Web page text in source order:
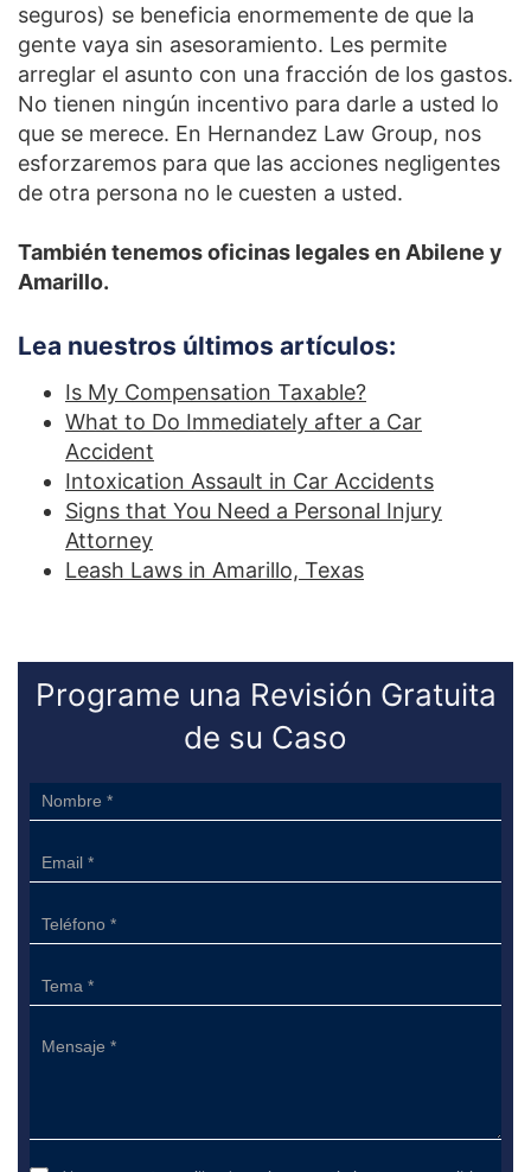
seguros) se beneficia enormemente de que la
gente vaya sin asesoramiento. Les permite
arreglar el asunto con una fracción de los gastos.
No tienen ningún incentivo para darle a usted lo
que se merece. En Hernandez Law Group, nos
esforzaremos para que las acciones negligentes
de otra persona no le cuesten a usted.
También tenemos oficinas legales en Abilene y
Amarillo.
Lea nuestros últimos artículos:
Is My Compensation Taxable?
What to Do Immediately after a Car
Accident
Intoxication Assault in Car Accidents
Signs that You Need a Personal Injury
Attorney
Leash Laws in Amarillo, Texas
Programe una Revisión Gratuita
de su Caso
Sidebar
Form